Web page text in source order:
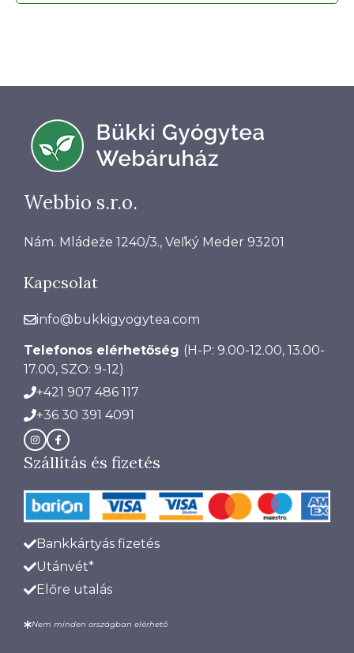
Webbio s.r.o.
Nám. Mládeže 1240/3., Veľký Meder 93201
Kapcsolat
info@bukkigyogytea.com
Telefonos elérhetőség (H-P: 9.00-12.00, 13.00-
17.00, SZO: 9-12)
+421 907 486 117
+36 30 391 4091
Szállítás és fizetés
Bankkártyás fizetés
Utánvét*
Előre utalás
Nem minden országban elérhető